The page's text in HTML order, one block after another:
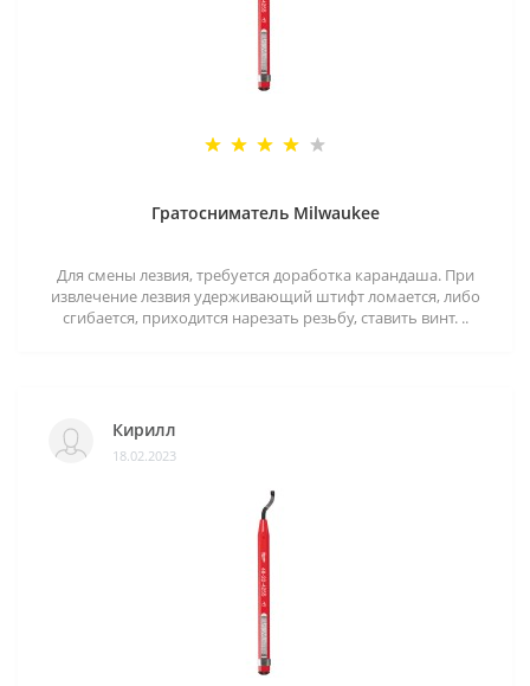
Гратосниматель Milwaukee
Для смены лезвия, требуется доработка карандаша. При
извлечение лезвия удерживающий штифт ломается, либо
сгибается, приходится нарезать резьбу, ставить винт. ..
Кирилл
18.02.2023